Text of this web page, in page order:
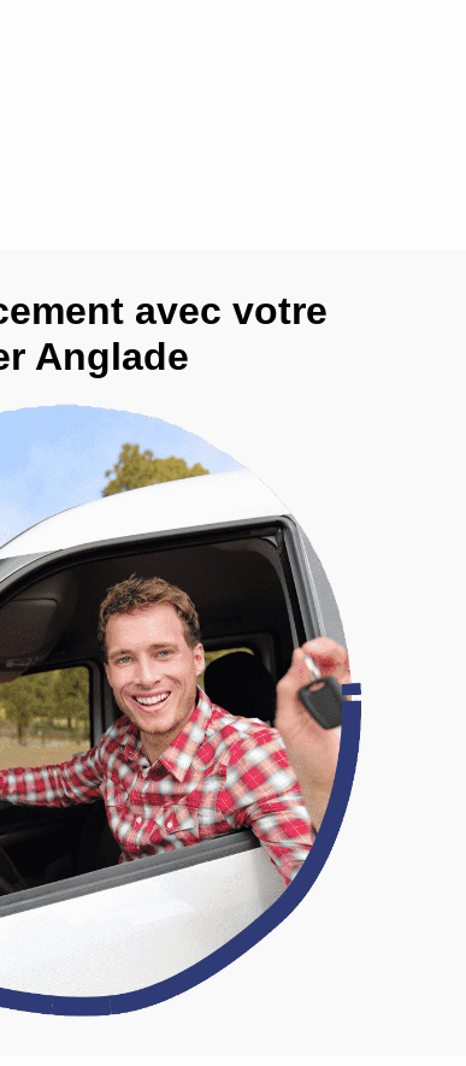
avec votre
Anglade